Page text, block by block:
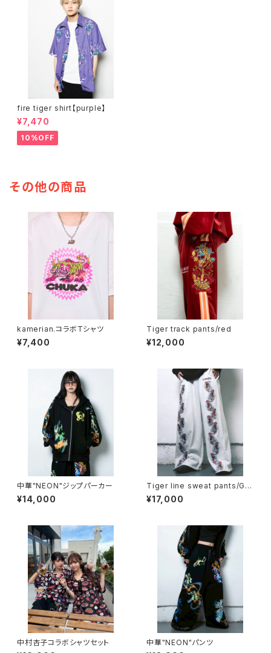
fire tiger shirt【purple】
¥7,470
10%OFF
その他の商品
kamerian.コラボTシャツ
¥7,400
Tiger track pants/red
¥12,000
中華"NEON"ジップパーカー
¥14,000
Tiger line sweat pants/Gra
y
¥17,000
中村杏子コラボシャツセット 中華"NEON"パンツ